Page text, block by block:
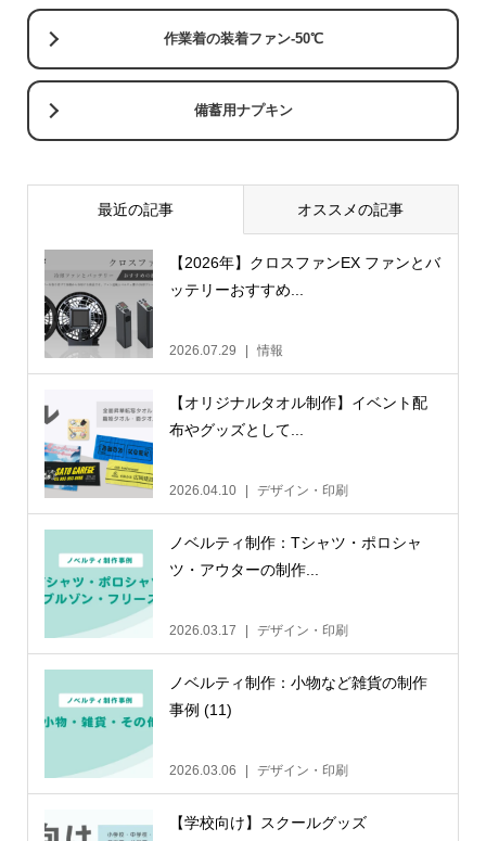
作業着の装着ファン-50℃
備蓄用ナプキン
最近の記事 オススメの記事
【2026年】クロスファンEX ファンとバ
ッテリーおすすめ...
2026.07.29 情報
【オリジナルタオル制作】イベント配
布やグッズとして...
2026.04.10 デザイン・印刷
ノベルティ制作：Tシャツ・ポロシャ
ツ・アウターの制作...
2026.03.17 デザイン・印刷
ノベルティ制作：小物など雑貨の制作
事例 (11)
2026.03.06 デザイン・印刷
【学校向け】スクールグッズ